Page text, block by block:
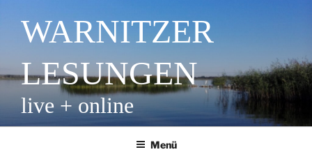
Inhalt
springenWARNITZER
LESUNGEN
live + online
Menü